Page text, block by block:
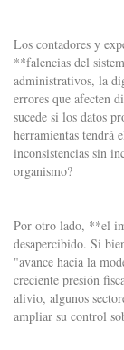
Los contadores y
**falencias del
administrativos, la
errores que afecten
sucede si los datos
herramientas tendrá
inconsistencias sin
organismo?
Por otro lado, **el
desapercibido. Si
"avance hacia la
creciente presión
alivio, algunos
ampliar su control